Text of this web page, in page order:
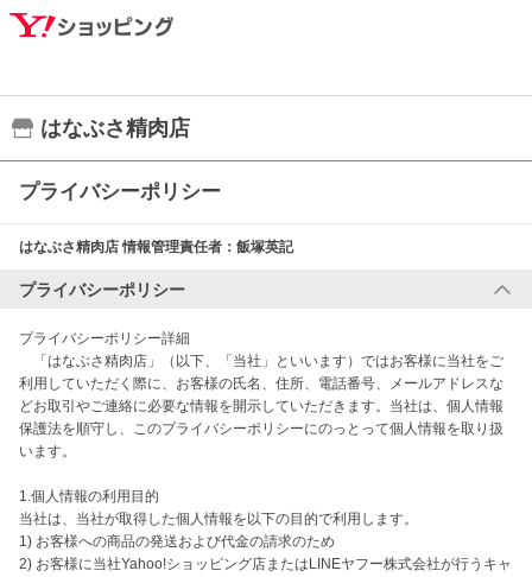
はなぶさ精肉店
プライバシーポリシー
はなぶさ精肉店情報管理責任者： 飯塚英記
プライバシーポリシー
プライバシーポリシー詳細
「はなぶさ精肉店」（以下、「当社」といいます）ではお客様に当社をご
利用していただく際に、お客様の氏名、住所、電話番号、メールアドレスな
どお取引やご連絡に必要な情報を開示していただきます。当社は、個人情報
保護法を順守し、このプライバシーポリシーにのっとって個人情報を取り扱
います。
1.個人情報の利用目的
当社は、当社が取得した個人情報を以下の目的で利用します。
1) お客様への商品の発送および代金の請求のため
2) お客様に当社Yahoo!ショッピング店またはLINEヤフー株式会社が行うキャ